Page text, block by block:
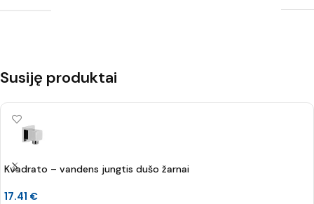
Susiję produktai
Kvadrato – vandens jungtis dušo žarnai
17.41 €